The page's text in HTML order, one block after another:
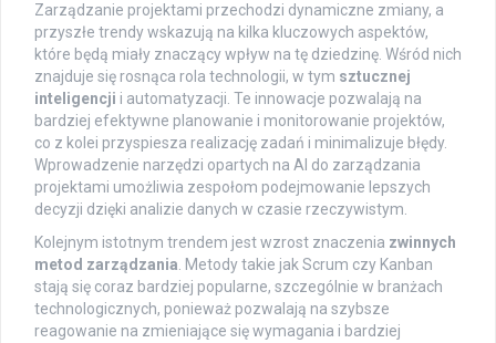
Zarządzanie projektami przechodzi dynamiczne zmiany, a
przyszłe trendy wskazują na kilka kluczowych aspektów,
które będą miały znaczący wpływ na tę dziedzinę. Wśród nich
znajduje się rosnąca rola technologii, w tym sztucznej
inteligencji i automatyzacji. Te innowacje pozwalają na
bardziej efektywne planowanie i monitorowanie projektów,
co z kolei przyspiesza realizację zadań i minimalizuje błędy.
Wprowadzenie narzędzi opartych na AI do zarządzania
projektami umożliwia zespołom podejmowanie lepszych
decyzji dzięki analizie danych w czasie rzeczywistym.
Kolejnym istotnym trendem jest wzrost znaczenia zwinnych
metod zarządzania . Metody takie jak Scrum czy Kanban
stają się coraz bardziej popularne, szczególnie w branżach
technologicznych, ponieważ pozwalają na szybsze
reagowanie na zmieniające się wymagania i bardziej